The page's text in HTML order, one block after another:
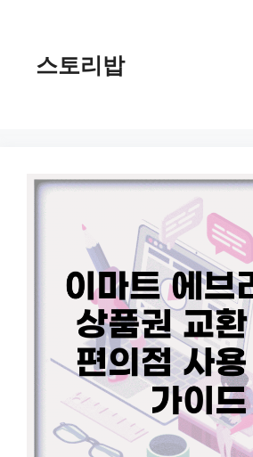
스토리밥